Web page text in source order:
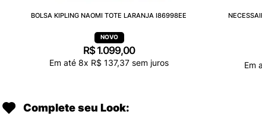
BOLSA KIPLING NAOMI TOTE LARANJA I86998EE
R$ 1.099,00
Em até 8x R$ 137,37sem juros Em
Complete seu Look: